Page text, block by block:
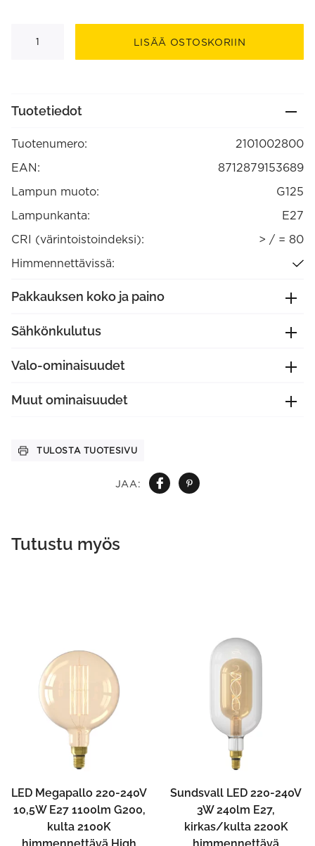
JAA:
Smokey
2200K
(2101002800)
LISÄÄ OSTOSKORIIN
Tuotetiedot
Tuotenumero:
2101002800
EAN:
8712879153689
Lampun muoto:
G125
Lampunkanta:
E27
CRI (värintoistoindeksi):
> / = 80
Himmennettävissä:
Pakkauksen koko ja paino
Sähkönkulutus
Valo-ominaisuudet
Muut ominaisuudet
TULOSTA TUOTESIVU
Tutustu myös
LED Megapallo 220-240V
10,5W E27 1100lm G200,
kulta 2100K
Sundsvall LED 220-240V
3W 240lm E27,
kirkas/kulta 2200K